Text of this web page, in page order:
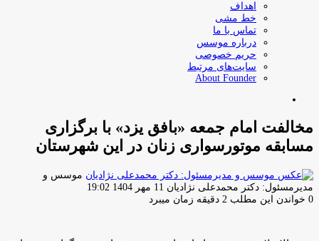
اهداف
خط مشی
تماس با ما
درباره موسس
حریم خصوصی
سایت‌های مرتبط
About Founder
مخالفت امام جمعه «بافق یزد» با برگزاری
مسابقه موتورسواری زنان در این شهرستان
موسس و
مدیرمسئول: دکتر محمدعلی نژادیان ارسال
ایمیل
11 مهر 1404 19:02
0 خواندن این مطلب 2 دقیقه زمان میبرد